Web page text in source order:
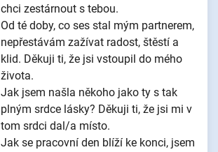
chci zestárnout s tebou.
Od té doby, co ses stal mým partnerem,
nepřestávám zažívat radost, štěstí a
klid. Děkuji ti, že jsi vstoupil do mého
života.
Jak jsem našla někoho jako ty s tak
plným srdce lásky? Děkuji ti, že jsi mi v
tom srdci dal/a místo.
Jak se pracovní den blíží ke konci, jsem